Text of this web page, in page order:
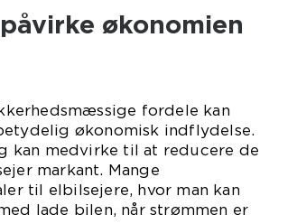
økonomien
fordele kan
økonomisk indflydelse.
kan medvirke til at reducere de
markant. Mange
til elbilsejere, hvor man kan
lade bilen, når strømmen er